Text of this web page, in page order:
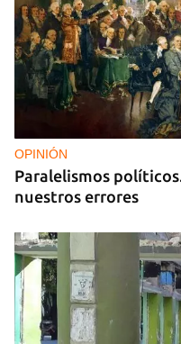
OPINIÓN
Paralelismos
nuestros errores